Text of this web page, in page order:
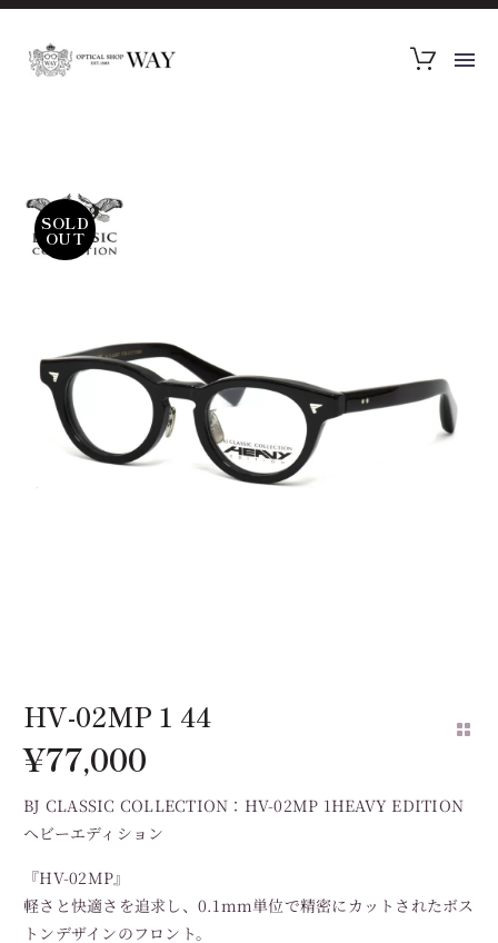
SOLD
OUT
HV-02MP 1 44
¥77,000
BJ CLASSIC COLLECTION：HV-02MP 1HEAVY EDITION
ヘビーエディション
『HV-02MP』
軽さと快適さを追求し、0.1mm単位で精密にカットされたボス
トンデザインのフロント。